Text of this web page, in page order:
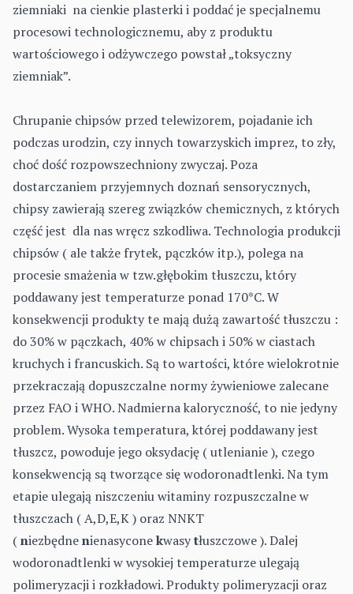
ziemniaki na cienkie plasterki i poddać je specjalnemu
procesowi technologicznemu, aby z produktu
wartościowego i odżywczego powstał „toksyczny
ziemniak”.
Chrupanie chipsów przed telewizorem, pojadanie ich
podczas urodzin, czy innych towarzyskich imprez, to zły,
choć dość rozpowszechniony zwyczaj. Poza
dostarczaniem przyjemnych doznań sensorycznych,
chipsy zawierają szereg związków chemicznych, z których
część jest dla nas wręcz szkodliwa. Technologia produkcji
chipsów ( ale także frytek, pączków itp.), polega na
procesie smażenia w tzw.głębokim tłuszczu, który
poddawany jest temperaturze ponad 170*C. W
konsekwencji produkty te mają dużą zawartość tłuszczu :
do 30% w pączkach, 40% w chipsach i 50% w ciastach
kruchych i francuskich. Są to wartości, które wielokrotnie
przekraczają dopuszczalne normy żywieniowe zalecane
przez FAO i WHO. Nadmierna kaloryczność, to nie jedyny
problem. Wysoka temperatura, której poddawany jest
tłuszcz, powoduje jego oksydację ( utlenianie ), czego
konsekwencją są tworzące się wodoronadtlenki. Na tym
etapie ulegają niszczeniu witaminy rozpuszczalne w
tłuszczach ( A,D,E,K ) oraz NNKT
(niezbędnenienasyconekwasytłuszczowe ). Dalej
wodoronadtlenki w wysokiej temperaturze ulegają
polimeryzacji i rozkładowi. Produkty polimeryzacji oraz